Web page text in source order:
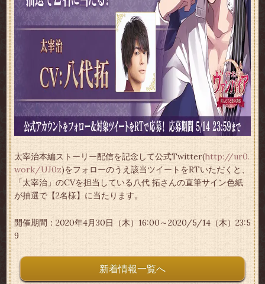
太宰治本編ストーリー配信を記念して公式Twitter(http://ur0.
work/UJ0z)をフォローのうえ該当ツイートをRTいただくと、
「太宰治」のCVを担当している八代 拓さんの直筆サイン色紙
が抽選で【2名様】に当たります。
開催期間：2020年4月30日（木）16:00～2020/5/14（木）23:5
9
新着情報一覧へ